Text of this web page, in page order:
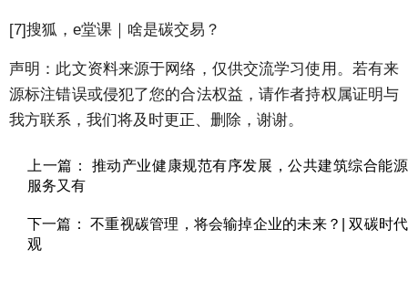
[7]搜狐，e堂课｜啥是碳交易？
声明：此文资料来源于网络，仅供交流学习使用。若有来
源标注错误或侵犯了您的合法权益，请作者持权属证明与
我方联系，我们将及时更正、删除，谢谢。
上一篇： 推动产业健康规范有序发展，公共建筑综合能源
服务又有
下一篇： 不重视碳管理，将会输掉企业的未来？| 双碳时代
观